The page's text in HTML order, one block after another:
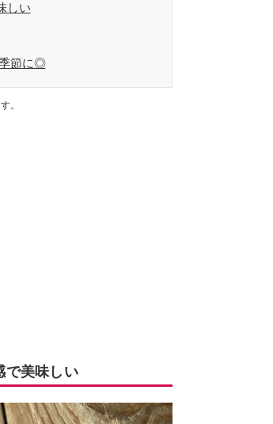
えると考え、業者とは違う視
しい
節に◎
。
で美味しい